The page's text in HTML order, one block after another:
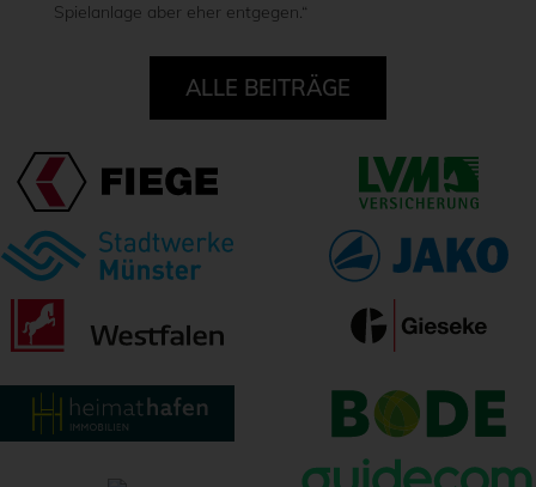
Spielanlage aber eher entgegen.“
ALLE BEITRÄGE